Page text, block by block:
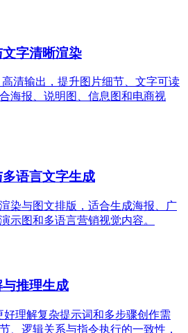
字清晰渲染
清输出，提升图片细节、文字可读
海报、说明图、信息图和电商视
语言文字生成
染与图文排版，适合生成海报、广
示图和多语言营销视觉内容。
推理生成
好理解复杂提示词和多步骤创作需
、逻辑关系与指令执行的一致性，